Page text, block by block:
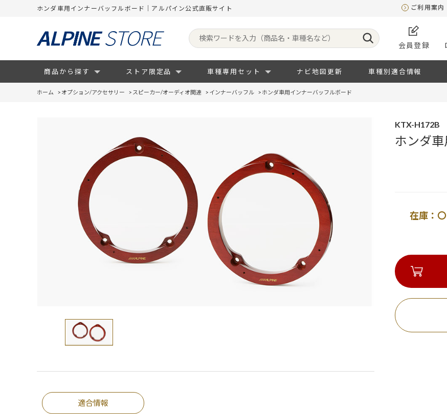
ホンダ車用インナーバッフルボード｜アルパイン公式直販サイト ご利用案内
会員登録
商品から探す ストア限定品 車種専用セット ナビ地図更新 車種別適合情報
ホーム > オプション/アクセサリー > スピーカー/オーディオ関連 > インナーバッフル > ホンダ車用インナーバッフルボード
適合情報
KTX-H172B
ホンダ
在庫：